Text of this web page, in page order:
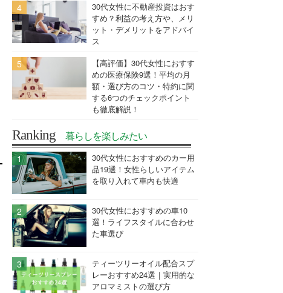
30代女性に不動産投資はおす
すめ？利益の考え方や、メリ
ット・デメリットをアドバイ
ス
【高評価】30代女性におすす
めの医療保険9選！平均の月
額・選び方のコツ・特約に関
する6つのチェックポイント
も徹底解説！
Ranking 暮らしを楽しみたい
30代女性におすすめのカー用
品19選！女性らしいアイテム
を取り入れて車内も快適
30代女性におすすめの車10
選！ライフスタイルに合わせ
た車選び
ティーツリーオイル配合スプ
レーおすすめ24選｜実用的な
アロマミストの選び方